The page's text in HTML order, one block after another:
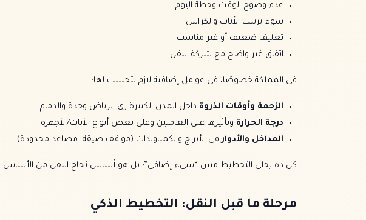
عدم وضوح الوقت وخطة اليوم
سوء ترتيب الأثاث والكراتين
تغليف ضعيف أو غير مناسب
اتفاق غير واضح مع شركة النقل
في المملكة خصوصًا، في عوامل إضافية لازم تتحسب لها:
الزحمة وأوقات الذروة داخل المدن الكبيرة زي الرياض وجدة والدمام
درجة الحرارة وتأثيرها على العاملين وعلى بعض أنواع الأثاث/الأجهزة
المداخل والأدوارفي الأبراج والكمباوندات (مواقف ضيقة، مصاعد محدودة)
كل ده يخلي التخطيط مش “شيء إضافي”؛ بل هو أساس نجاح النقل من الأساس.
مرحلة ما قبل النقل: التخطيط الذكي